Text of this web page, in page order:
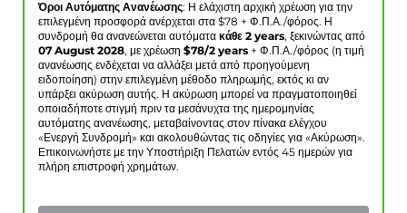
Όροι Αυτόματης Ανανέωσης: Η ελάχιστη αρχική χρέωση για την
επιλεγμένη προσφορά ανέρχεται στα $78 + Φ.Π.Α./φόρος. Η
συνδρομή θα ανανεώνεται αυτόματα κάθε 2 years, ξεκινώντας από
07 August 2028, με χρέωση $78/2 years + Φ.Π.Α./φόρος (η τιμή
ανανέωσης ενδέχεται να αλλάξει μετά από προηγούμενη
ειδοποίηση) στην επιλεγμένη μέθοδο πληρωμής, εκτός κι αν
υπάρξει ακύρωση αυτής. Η ακύρωση μπορεί να πραγματοποιηθεί
οποιαδήποτε στιγμή πριν τα μεσάνυχτα της ημερομηνίας
αυτόματης ανανέωσης, μεταβαίνοντας στον πίνακα ελέγχου
«Ενεργή Συνδρομή» και ακολουθώντας τις οδηγίες για «Ακύρωση».
Επικοινωνήστε με την Υποστήριξη Πελατών εντός 45 ημερών για
πλήρη επιστροφή χρημάτων.